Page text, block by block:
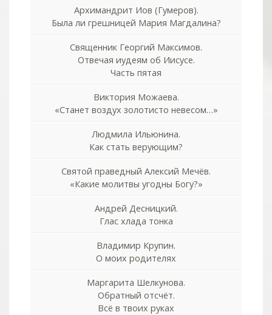
Архимандрит Иов (Гумеров).
Была ли грешницей Мария Магдалина?
Священник Георгий Максимов.
Отвечая иудеям об Иисусе.
Часть пятая
Виктория Можаева.
«Станет воздух золотисто невесом…»
Людмила Ильюнина.
Как стать верующим?
Святой праведный Алексий Мечёв.
«Какие молитвы угодны Богу?»
Андрей Десницкий.
Глас хлада тонка
Владимир Крупин.
О моих родителях
Маргарита Шелкунова.
Обратный отсчёт.
Всё в твоих руках